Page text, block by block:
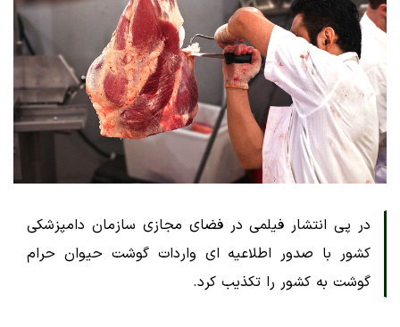
در پی انتشار فیلمی در فضای مجازی سازمان دامپزشکی
کشور با صدور اطلاعیه ای واردات گوشت حیوان حرام
گوشت به کشور را تکذیب کرد.